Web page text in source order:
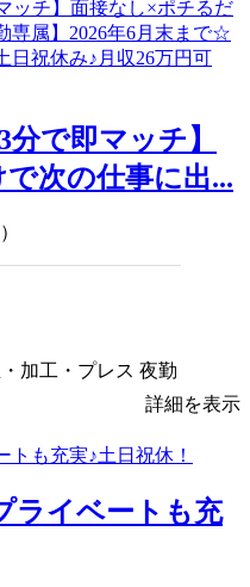
分で即マッチ】
次の仕事に出...
加工・プレス 夜勤
詳細を表示
ライベートも充